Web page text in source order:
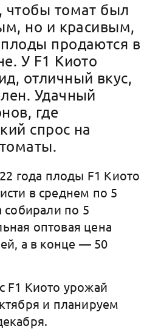
томат был
но и красивым,
продаются в
У F1 Киото
отличный вкус,
Удачный
где
спрос на
года плоды F1 Киото
в среднем по 5
собирали по 5
оптовая цена
а в конце — 50
F1 Киото урожай
и планируем